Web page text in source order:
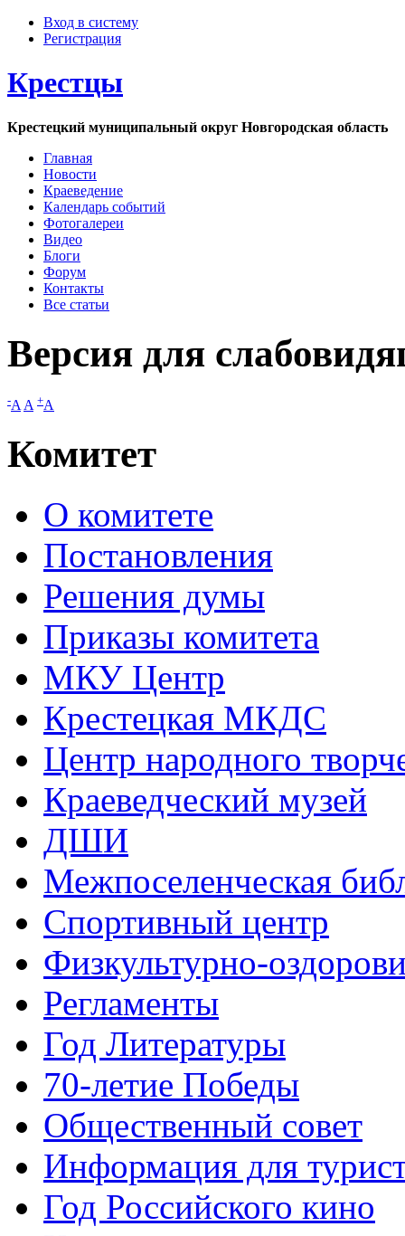
Вход в систему
Регистрация
Крестцы
Крестецкий муниципальный округ Новгородская область
Главная
Новости
Краеведение
Календарь событий
Фотогалереи
Видео
Блоги
Форум
Контакты
Все статьи
Версия для
-A A +A
Комитет
О комитете
Постановления
Решения думы
Приказы комитета
МКУ Центр
Крестецкая МКДС
Центр народного
Краеведческий музей
ДШИ
Межпоселенческая
Спортивный центр
Физкультурно-
Регламенты
Год Литературы
70-летие Победы
Общественный совет
Информация для
Год Российского кино